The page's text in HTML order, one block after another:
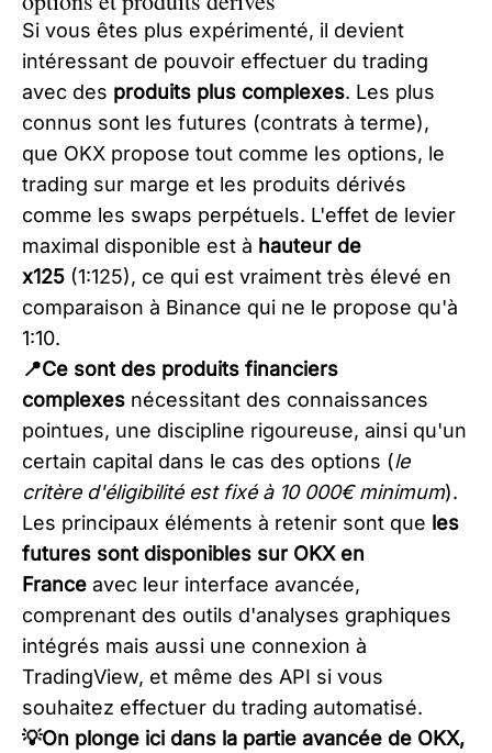
Si vous êtes plus expérimenté, il devient
intéressant de pouvoir effectuer du trading
avec des produits plus complexes. Les plus
connus sont les futures (contrats à terme),
que OKX propose tout comme les options, le
trading sur marge et les produits dérivés
comme les swaps perpétuels. L'effet de levier
maximal disponible est à hauteur de
x125 (1:125), ce qui est vraiment très élevé en
comparaison à Binance qui ne le propose qu'à
1:10.
📍Ce sont des produits financiers
complexes nécessitant des connaissances
pointues, une discipline rigoureuse, ainsi qu'un
certain capital dans le cas des options (le
critère d'éligibilité est fixé à 10 000€ minimum).
Les principaux éléments à retenir sont que les
futures sont disponibles sur OKX en
France avec leur interface avancée,
comprenant des outils d'analyses graphiques
intégrés mais aussi une connexion à
TradingView, et même des API si vous
souhaitez effectuer du trading automatisé.
💡On plonge ici dans la partie avancée de OKX,